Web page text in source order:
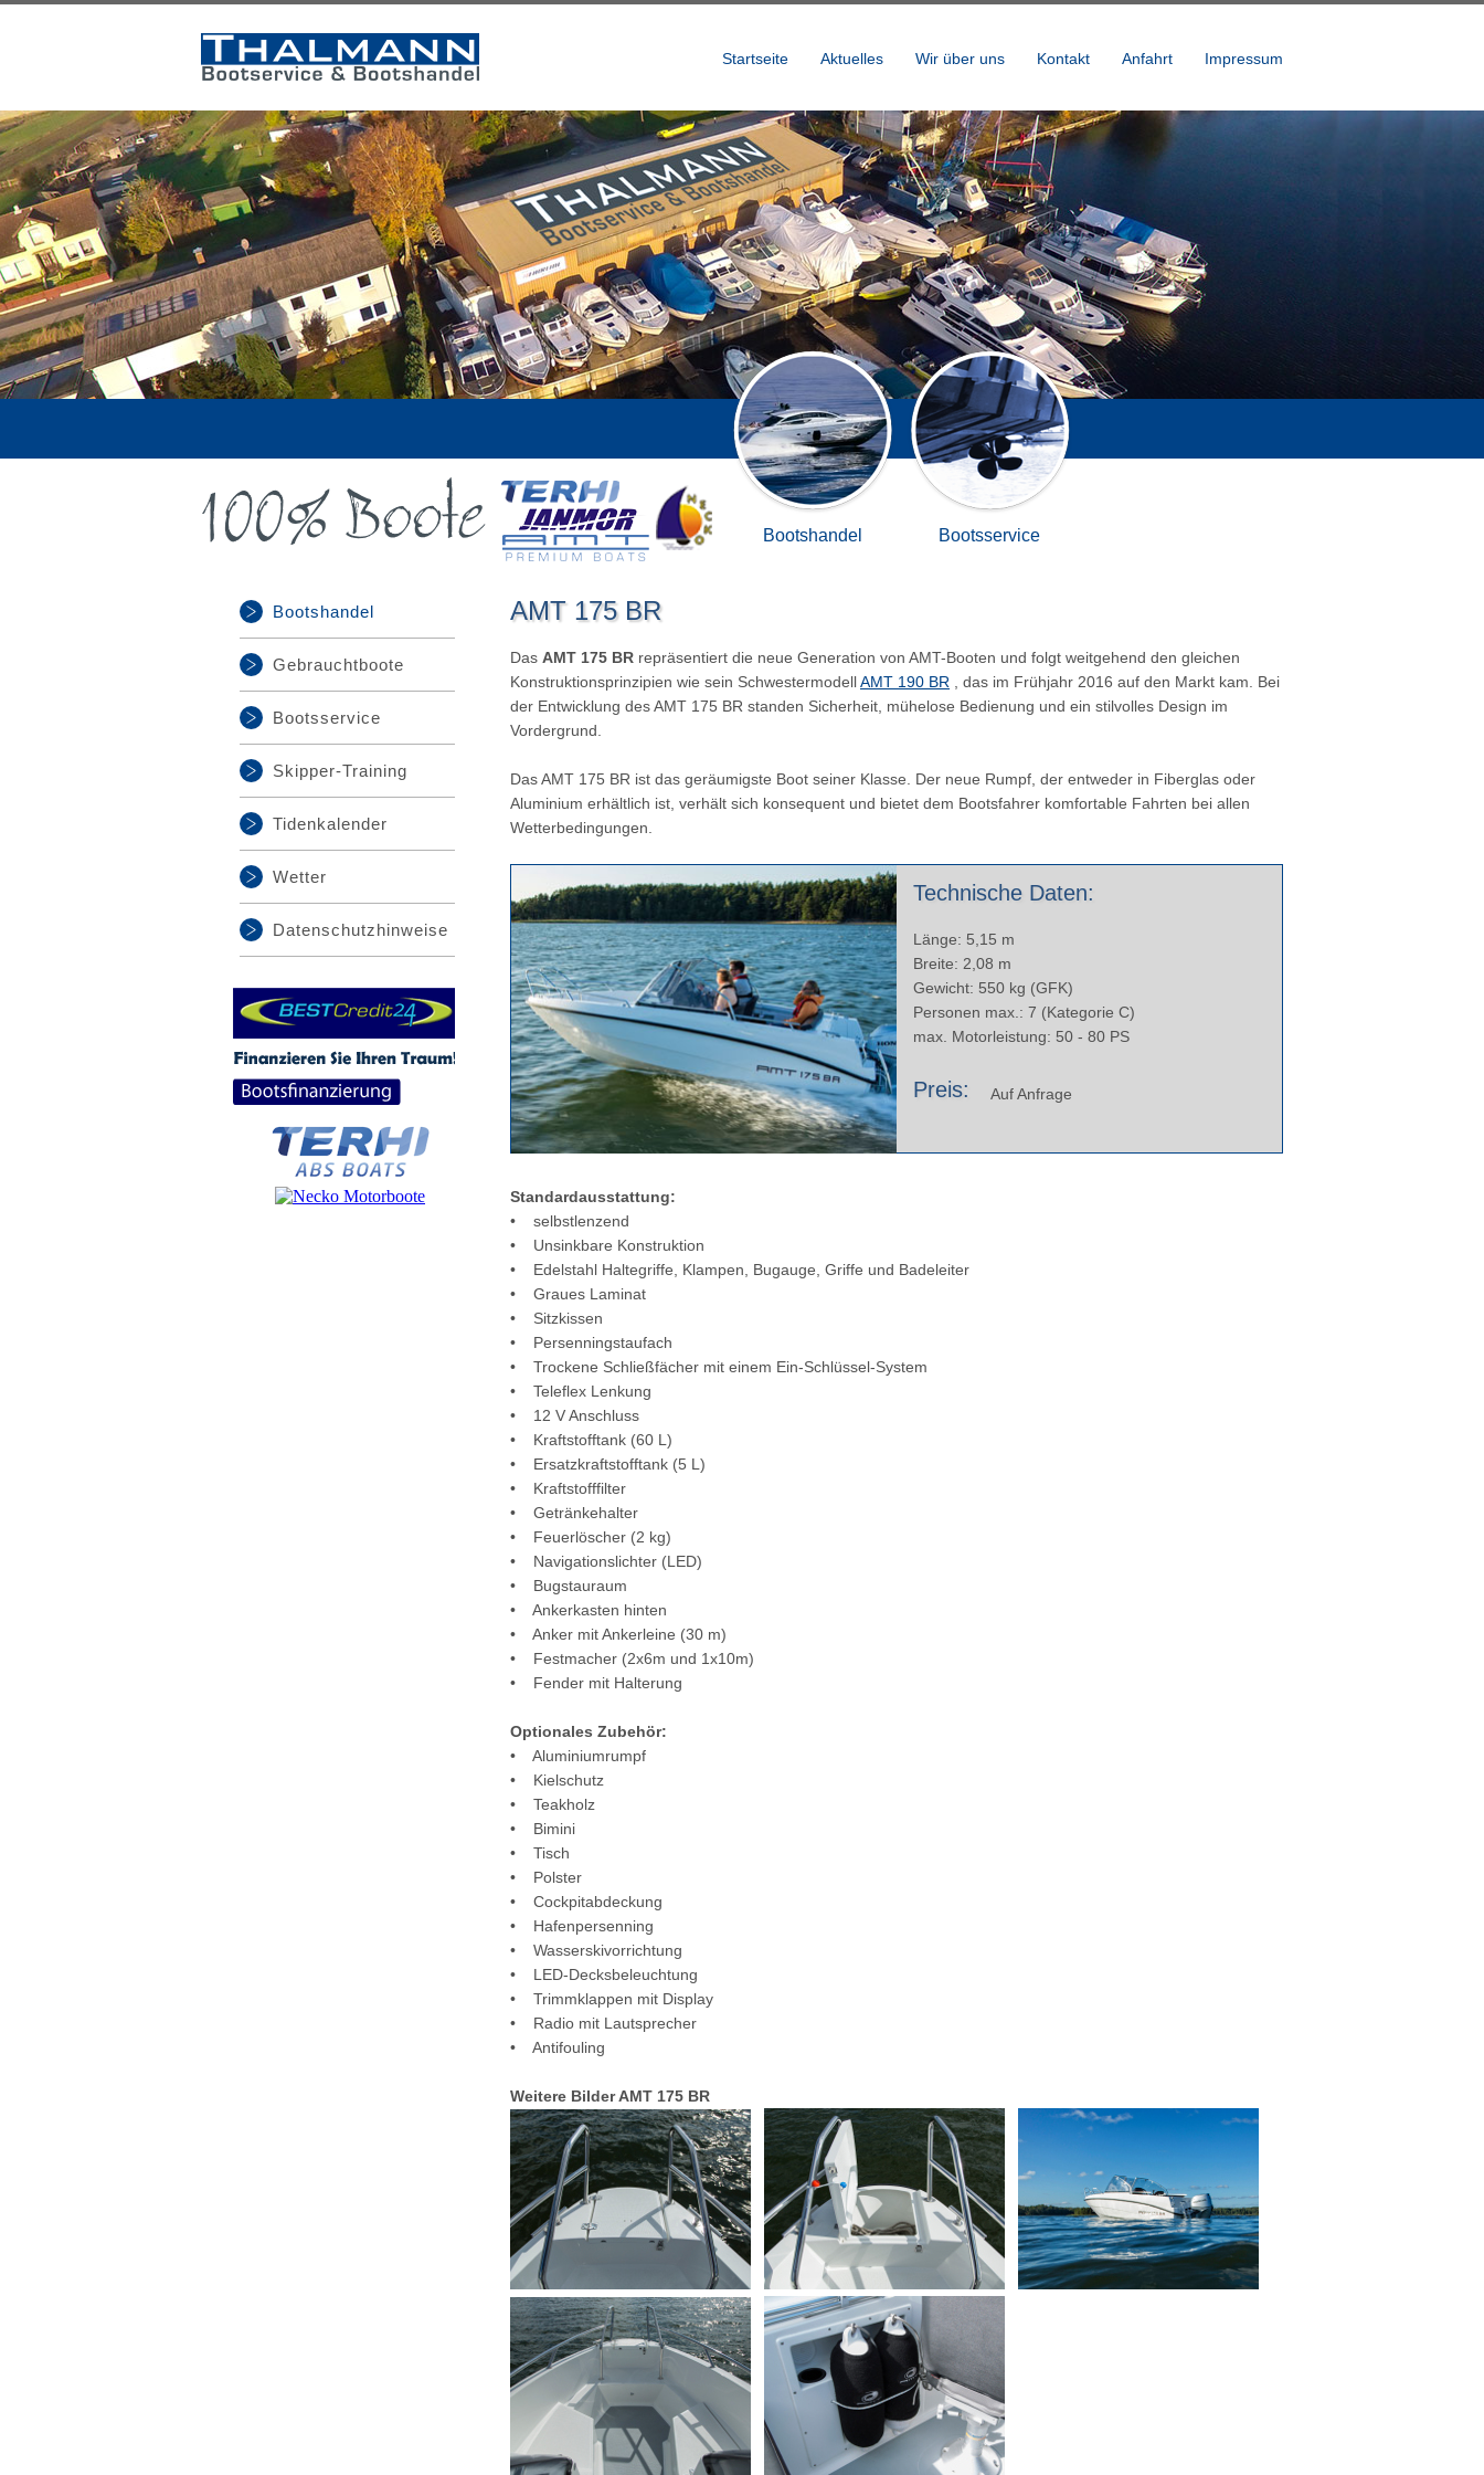
Startseite Aktuelles Wir über uns Kontakt Anfahrt Impressum
Bootshandel Bootsservice
Bootshandel
Gebrauchtboote
Bootsservice
Skipper-Training
Tidenkalender
Wetter
Datenschutzhinweise
AMT 175 BR
Das AMT 175 BR repräsentiert die neue Generation von AMT-Booten und folgt weitgehend den gleichen
Konstruktionsprinzipien wie sein SchwestermodellAMT 190 BR , das im Frühjahr 2016 auf den Markt kam. Bei
der Entwicklung des AMT 175 BR standen Sicherheit, mühelose Bedienung und ein stilvolles Design im
Vordergrund.
Das AMT 175 BR ist das geräumigste Boot seiner Klasse. Der neue Rumpf, der entweder in Fiberglas oder
Aluminium erhältlich ist, verhält sich konsequent und bietet dem Bootsfahrer komfortable Fahrten bei allen
Wetterbedingungen.
Technische Daten:
Länge: 5,15 m
Breite: 2,08 m
Gewicht: 550 kg (GFK)
Personen max.: 7 (Kategorie C)
max. Motorleistung: 50 - 80 PS
Preis: Auf Anfrage
Standardausstattung:
• selbstlenzend
• Unsinkbare Konstruktion
• Edelstahl Haltegriffe, Klampen, Bugauge, Griffe und Badeleiter
• Graues Laminat
• Sitzkissen
• Persenningstaufach
• Trockene Schließfächer mit einem Ein-Schlüssel-System
• Teleflex Lenkung
• 12 V Anschluss
• Kraftstofftank (60 L)
• Ersatzkraftstofftank (5 L)
• Kraftstofffilter
• Getränkehalter
• Feuerlöscher (2 kg)
• Navigationslichter (LED)
• Bugstauraum
• Ankerkasten hinten
• Anker mit Ankerleine (30 m)
• Festmacher (2x6m und 1x10m)
• Fender mit Halterung
Optionales Zubehör:
• Aluminiumrumpf
• Kielschutz
• Teakholz
• Bimini
• Tisch
• Polster
• Cockpitabdeckung
• Hafenpersenning
• Wasserskivorrichtung
• LED-Decksbeleuchtung
• Trimmklappen mit Display
• Radio mit Lautsprecher
• Antifouling
Weitere Bilder AMT 175 BR